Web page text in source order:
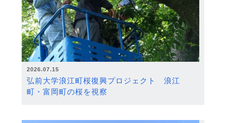
2026.07.15
弘前大学浪江町桜復興プロジェクト 浪江
町・富岡町の桜を視察